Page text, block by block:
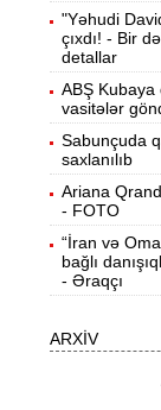
10:34
rayonlar -
10:02
çox
9:48
II
Ən çox
"Yəhudi
çıxdı! - Bir
detallar
ABŞ Kubaya
vasitələr
Sabunçuda
saxlanılıb
Ariana
- FOTO
“İran və
bağlı
- Əraqçı
ARXİV